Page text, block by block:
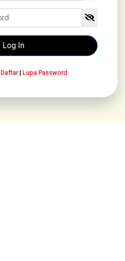
Daftar| Lupa Password